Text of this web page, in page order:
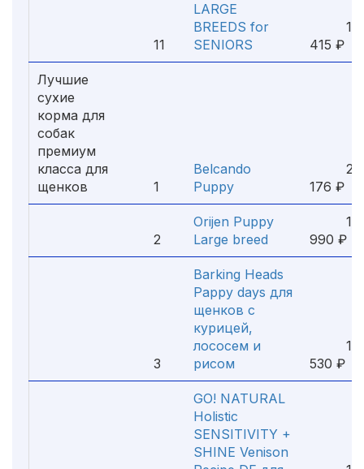
11
LARGE
BREEDS for
SENIORS
1
415 ₽
Лучшие
сухие
корма для
собак
премиум
класса для
щенков
1
Belcando
Puppy
2
176 ₽
2
Orijen Puppy
Large breed
1
990 ₽
3
Barking Heads
Pappy days для
щенков с
курицей,
лососем и
рисом
1
530 ₽
GO! NATURAL
Holistic
SENSITIVITY +
SHINE Venison